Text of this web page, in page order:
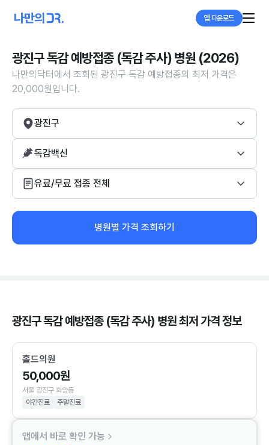
앱 다운로드
광진구 독감 예방접종 (독감 주사) 병원 (2026)
나만의닥터에서 조회된 광진구 독감 예방접종의 최저 가격은
20,000원입니다.
광진구
독감백신
유료/무료 접종 전체
병원별 가격 조회하기
광진구 독감 예방접종 (독감 주사) 병원 최저 가격 정보
홀드의원
50,000원
서울 광진구 화양동
야간진료
주말진료
앱에서 바로 확인 가능